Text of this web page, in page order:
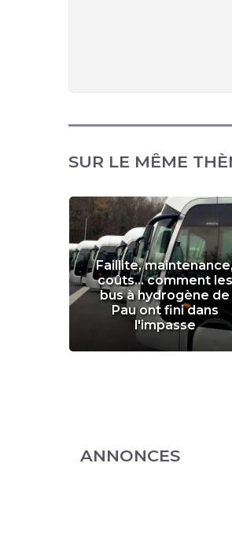
SUR LE MÊME
Faillite,
coûts... comment les
bus à hydrogène de
Pau ont fini dans
l'impasse
ANNONCES